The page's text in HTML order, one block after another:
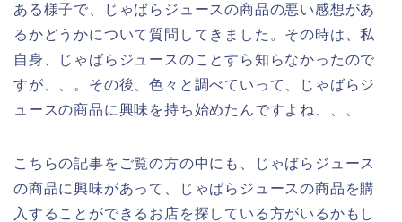
ある様子で、じゃばらジュースの商品の悪い感想があ
るかどうかについて質問してきました。その時は、私
自身、じゃばらジュースのことすら知らなかったので
すが、、。その後、色々と調べていって、じゃばらジ
ュースの商品に興味を持ち始めたんですよね、、、
こちらの記事をご覧の方の中にも、じゃばらジュース
の商品に興味があって、じゃばらジュースの商品を購
入することができるお店を探している方がいるかもし